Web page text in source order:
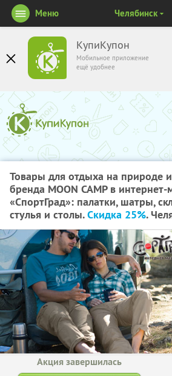
КупиКупон
Мобильное приложение
ещё удобнее
Меню Челябинск
Товары для отдыха на природе
бренда MOON CAMP в интернет-
«СпортГрад»: палатки, шатры,
стулья и столы.Скидка 25%.
Акция завершилась